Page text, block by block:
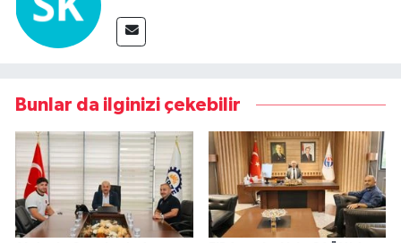
Bunlar da ilginizi çekebilir